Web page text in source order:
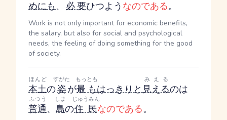
めにも、 必要ひつよう なのである。
Work is not only important for economic benefits,
the salary, but also for social and psychological
needs, the feeling of doing something for the good
of society.
本土
ほんど
の姿
すがた
が最も
もっとも
はっきりと見える
みえる
のは
普通
ふつう
、 島
しま
の住民
じゅうみん
なのである。